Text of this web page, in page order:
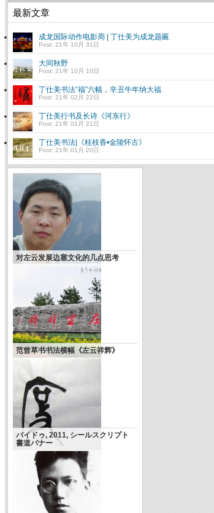
最新文章
成龙国际动作电影周 | 丁仕美为成龙题匾
Post: 21年 10月 31日
大同秋野
Post: 21年 10月 10日
丁仕美书法“福”六幅，辛丑牛年纳大福
Post: 21年 02月 22日
丁仕美行书及长诗《河东行》
Post: 21年 01月 21日
丁仕美书法|《桂枝香•金陵怀古》
Post: 21年 01月 20日
对左云发展边塞文化的几点思考
范曾草书书法横幅《左云祥辉》
バイドゥ, 2011, シールスクリプト
書道バナー